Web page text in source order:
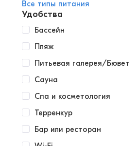
Все типы питания
Удобства
Бассейн
Пляж
Питьевая галерея/Бювет
Сауна
Спа и косметология
Терренкур
Бар или ресторан